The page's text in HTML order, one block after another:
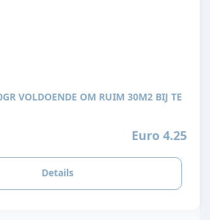
Euro 4.25
Details